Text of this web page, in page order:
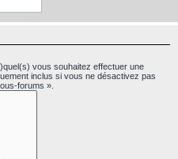
vous souhaitez effectuer une
inclus si vous ne désactivez pas
forums ».